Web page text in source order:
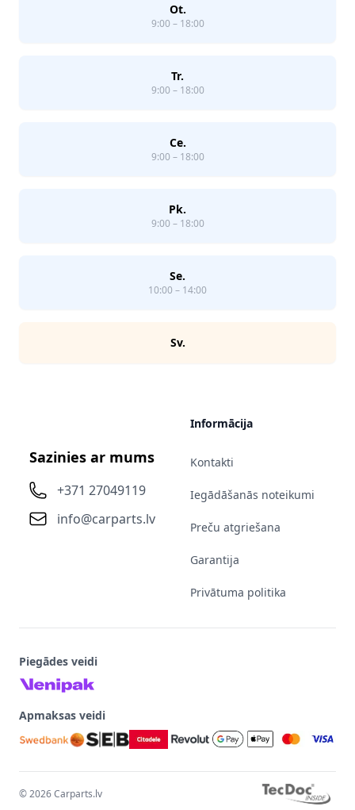
Ot.
9:00 – 18:00
Tr.
9:00 – 18:00
Ce.
9:00 – 18:00
Pk.
9:00 – 18:00
Se.
10:00 – 14:00
Sv.
Sazinies ar mums
+371 27049119
info@carparts.lv
Informācija
Kontakti
Iegādāšanās noteikumi
Preču atgriešana
Garantija
Privātuma politika
Piegādes veidi
Apmaksas veidi
©2026Carparts.lv